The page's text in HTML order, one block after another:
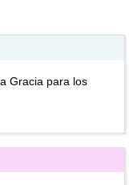
Gracia para los